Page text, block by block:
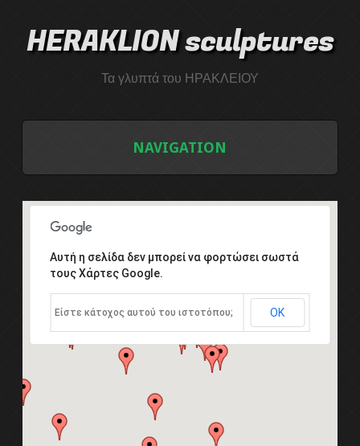
HERAKLION sculptures
Τα γλυπτά του ΗΡΑΚΛΕΙΟΥ
NAVIGATION
ΛΙΣΤΑ ΓΛΥΠΤΩΝ
ΤΟ ΣΥΜΠΟΣΙΟ ΓΛΥΠΤΙΚΗΣ
1ο Διεθνές συμπόσιο γλυπτικής
2ο Διεθνές συμπόσιο γλυπτικής
Αυτή η σελίδα δεν μπορεί να φορτώσει σωστά
τους Χάρτες Google.
Είστε κάτοχος αυτού του ιστοτόπου; ΟΚ